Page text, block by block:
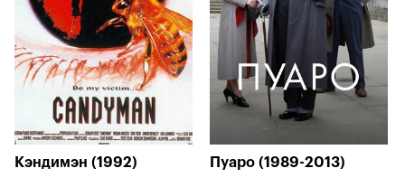
Кэндимэн (1992) Пуаро (1989-2013)